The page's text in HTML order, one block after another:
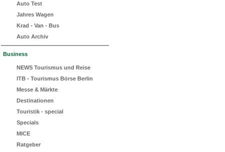
Auto Test
Jahres Wagen
Krad - Van - Bus
Auto Archiv
Business
NEWS Tourismus und Reise
ITB - Tourismus Börse Berlin
Messe & Märkte
Destinationen
Touristik - special
Specials
MICE
Ratgeber